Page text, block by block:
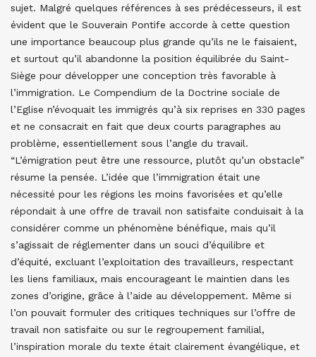
sujet. Malgré quelques références à ses prédécesseurs, il est
évident que le Souverain Pontife accorde à cette question
une importance beaucoup plus grande qu’ils ne le faisaient,
et surtout qu’il abandonne la position équilibrée du Saint-
Siège pour développer une conception très favorable à
l’immigration. Le Compendium de la Doctrine sociale de
l’Eglise n’évoquait les immigrés qu’à six reprises en 330 pages
et ne consacrait en fait que deux courts paragraphes au
problème, essentiellement sous l’angle du travail.
“L’émigration peut être une ressource, plutôt qu’un obstacle”
résume la pensée. L’idée que l’immigration était une
nécessité pour les régions les moins favorisées et qu’elle
répondait à une offre de travail non satisfaite conduisait à la
considérer comme un phénomène bénéfique, mais qu’il
s’agissait de réglementer dans un souci d’équilibre et
d’équité, excluant l’exploitation des travailleurs, respectant
les liens familiaux, mais encourageant le maintien dans les
zones d’origine, grâce à l’aide au développement. Même si
l’on pouvait formuler des critiques techniques sur l’offre de
travail non satisfaite ou sur le regroupement familial,
l’inspiration morale du texte était clairement évangélique, et